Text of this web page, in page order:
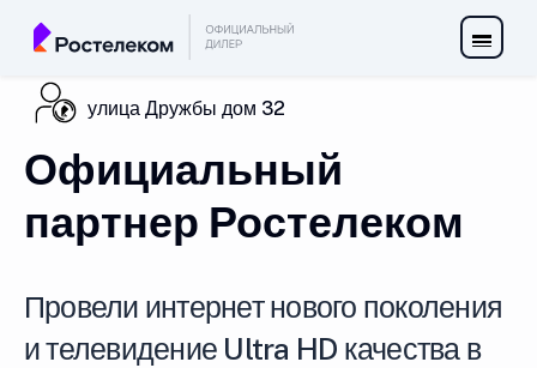
улица Дружбы дом 32
Официальный
партнер Ростелеком
Провели интернет нового поколения
и телевидение Ultra HD качества в